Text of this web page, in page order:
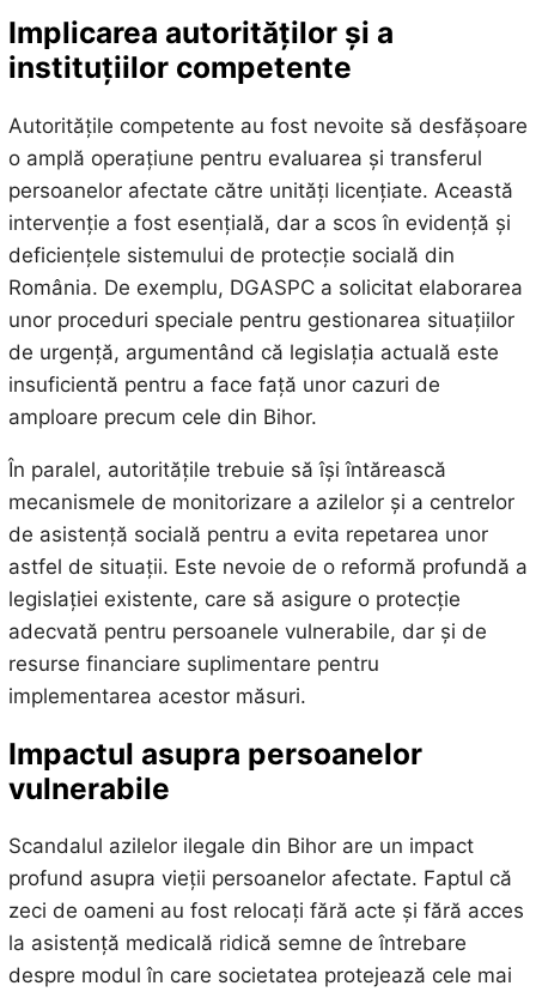
Implicarea autorităților și a
instituțiilor competente
Autoritățile competente au fost nevoite să desfășoare
o amplă operațiune pentru evaluarea și transferul
persoanelor afectate către unități licențiate. Această
intervenție a fost esențială, dar a scos în evidență și
deficiențele sistemului de protecție socială din
România. De exemplu, DGASPC a solicitat elaborarea
unor proceduri speciale pentru gestionarea situațiilor
de urgență, argumentând că legislația actuală este
insuficientă pentru a face față unor cazuri de
amploare precum cele din Bihor.
În paralel, autoritățile trebuie să își întărească
mecanismele de monitorizare a azilelor și a centrelor
de asistență socială pentru a evita repetarea unor
astfel de situații. Este nevoie de o reformă profundă a
legislației existente, care să asigure o protecție
adecvată pentru persoanele vulnerabile, dar și de
resurse financiare suplimentare pentru
implementarea acestor măsuri.
Impactul asupra persoanelor
vulnerabile
Scandalul azilelor ilegale din Bihor are un impact
profund asupra vieții persoanelor afectate. Faptul că
zeci de oameni au fost relocați fără acte și fără acces
la asistență medicală ridică semne de întrebare
despre modul în care societatea protejează cele mai